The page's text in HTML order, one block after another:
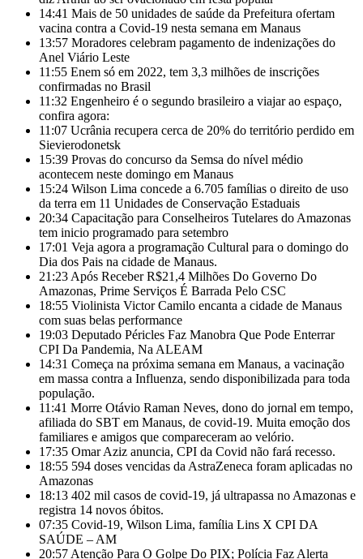
14:41 Mais de 50 unidades de saúde da Prefeitura ofertam
vacina contra a Covid-19 nesta semana em Manaus
13:57 Moradores celebram pagamento de indenizações do
Anel Viário Leste
11:55 Enem só em 2022, tem 3,3 milhões de inscrições
confirmadas no Brasil
11:32 Engenheiro é o segundo brasileiro a viajar ao espaço,
confira agora:
11:07 Ucrânia recupera cerca de 20% do território perdido em
Sievierodonetsk
15:39 Provas do concurso da Semsa do nível médio
acontecem neste domingo em Manaus
15:24 Wilson Lima concede a 6.705 famílias o direito de uso
da terra em 11 Unidades de Conservação Estaduais
20:34 Capacitação para Conselheiros Tutelares do Amazonas
tem inicio programado para setembro
17:01 Veja agora a programação Cultural para o domingo do
Dia dos Pais na cidade de Manaus.
21:23 Após Receber R$21,4 Milhões Do Governo Do
Amazonas, Prime Serviços É Barrada Pelo CSC
18:55 Violinista Victor Camilo encanta a cidade de Manaus
com suas belas performance
19:03 Deputado Péricles Faz Manobra Que Pode Enterrar
CPI Da Pandemia, Na ALEAM
14:31 Começa na próxima semana em Manaus, a vacinação
em massa contra a Influenza, sendo disponibilizada para toda
população.
11:41 Morre Otávio Raman Neves, dono do jornal em tempo,
afiliada do SBT em Manaus, de covid-19. Muita emoção dos
familiares e amigos que compareceram ao velório.
17:35 Omar Aziz anuncia, CPI da Covid não fará recesso.
18:55 594 doses vencidas da AstraZeneca foram aplicadas no
Amazonas
18:13 402 mil casos de covid-19, já ultrapassa no Amazonas e
registra 14 novos óbitos.
07:35 Covid-19, Wilson Lima, família Lins X CPI DA
SAÚDE – AM
20:57 Atenção Para O Golpe Do PIX; Polícia Faz Alerta